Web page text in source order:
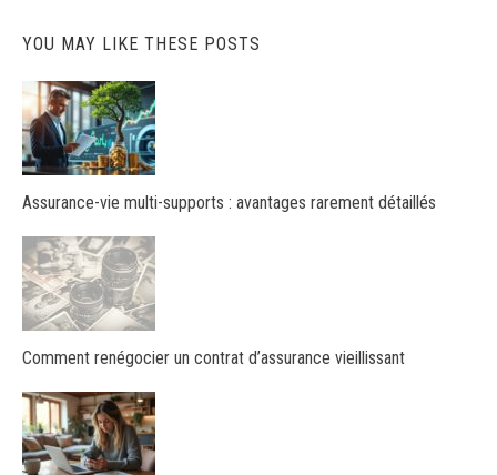
YOU MAY LIKE THESE POSTS
Assurance-vie multi-supports : avantages rarement détaillés
Comment renégocier un contrat d’assurance vieillissant